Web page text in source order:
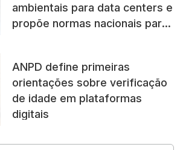
ambientais para data centers e
propõe normas nacionais para
ANPD define primeiras
orientações sobre verificação
de idade em plataformas
digitais